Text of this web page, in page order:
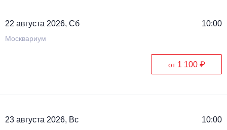
22 августа 2026, Сб 10:00
Москвариум
от 1 100 ₽
23 августа 2026, Вс 10:00